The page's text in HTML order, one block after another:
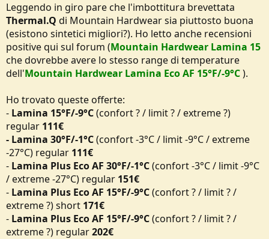
Leggendo in giro pare che l'imbottitura brevettata
Thermal.Q di Mountain Hardwear sia piuttosto buona
(esistono sintetici migliori?). Ho letto anche recensioni
positive qui sul forum (Mountain Hardwear Lamina 15
che dovrebbe avere lo stesso range di temperature
dell'Mountain Hardwear Lamina Eco AF 15°F/-9°C).
Ho trovato queste offerte:
- Lamina 15°F/-9°C(confort ? / limit ? / extreme ?)
regular 111€
- Lamina 30°F/-1°C(confort -3°C / limit -9°C / extreme
-27°C) regular 111€
- Lamina Plus Eco AF 30°F/-1°C(confort -3°C / limit -9°C
/ extreme -27°C) regular 151€
- Lamina Plus Eco AF 15°F/-9°C(confort ? / limit ? /
extreme ?) short 171€
- Lamina Plus Eco AF 15°F/-9°C(confort ? / limit ? /
extreme ?) regular202€